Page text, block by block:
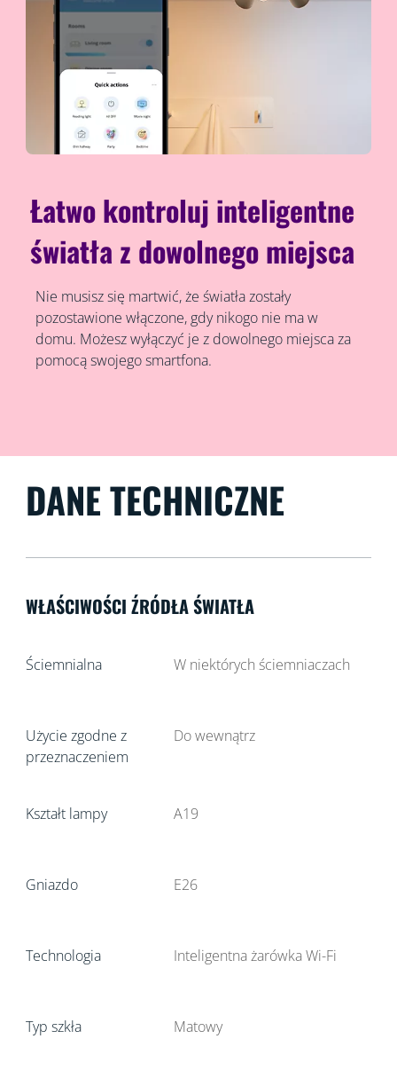
Łatwo kontroluj inteligentne
światła z dowolnego miejsca
Nie musisz się martwić, że światła zostały
pozostawione włączone, gdy nikogo nie ma w
domu. Możesz wyłączyć je z dowolnego miejsca za
pomocą swojego smartfona.
DANE TECHNICZNE
WŁAŚCIWOŚCI ŹRÓDŁA ŚWIATŁA
Ściemnialna W niektórych ściemniaczach
Użycie zgodne z
przeznaczeniem
Do wewnątrz
Kształt lampy A19
Gniazdo E26
Technologia Inteligentna żarówka Wi-Fi
Typ szkła Matowy